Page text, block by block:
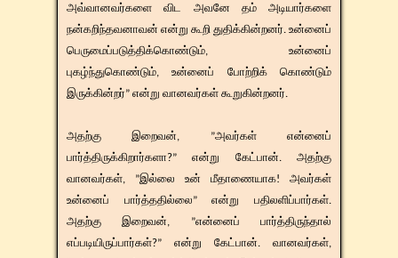
அவ்வானவர்களை விட அவனே தம் அடியார்களை
நன்கறிந்தவனாவன் என்று கூறி துதிக்கின்றனர். உன்னைப்
பெருமைப்படுத்திக்கொண்டும், உன்னைப்
புகழ்ந்துகொண்டும், உன்னைப் போற்றிக் கொண்டும்
இருக்கின்றர்” என்று வானவர்கள் கூறுகின்றனர்.
அதற்கு இறைவன், ”அவர்கள் என்னைப்
பார்த்திருக்கிறார்களா?” என்று கேட்பான். அதற்கு
வானவர்கள், ”இல்லை உன் மீதாணையாக! அவர்கள்
உன்னைப் பார்த்ததில்லை” என்று பதிலளிப்பார்கள்.
அதற்கு இறைவன், ”என்னைப் பார்த்திருந்தால்
எப்படியிருப்பார்கள்?” என்று கேட்பான். வானவர்கள்,